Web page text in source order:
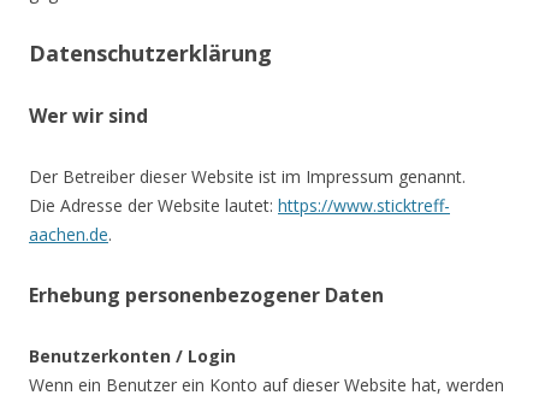
Datenschutzerklärung
Wer wir sind
Der Betreiber dieser Website ist im Impressum genannt.
Die Adresse der Website lautet: https://www.sticktreff-
aachen.de.
Erhebung personenbezogener Daten
Benutzerkonten / Login
Wenn ein Benutzer ein Konto auf dieser Website hat, werden